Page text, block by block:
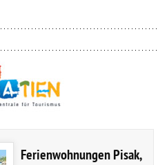
Ferienwohnungen Pisak,